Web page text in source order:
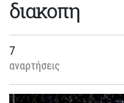
διακοπη
7
αναρτήσεις